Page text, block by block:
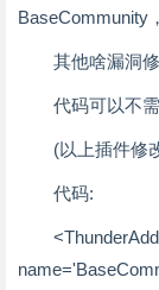
BaseCommunity
其他啥漏洞
代码可以不
(以上插件修
代码: